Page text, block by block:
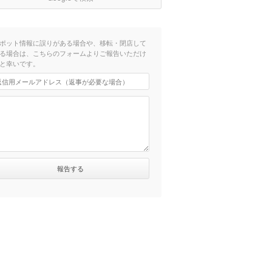
ット情報に誤りがある場合や、移転・閉店して
場合は、こちらのフォームよりご報告いただけ
幸いです。